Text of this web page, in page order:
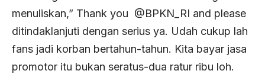
menuliskan,” Thank you @BPKN_RI and please
ditindaklanjuti dengan serius ya. Udah cukup lah
fans jadi korban bertahun-tahun. Kita bayar jasa
promotor itu bukan seratus-dua ratur ribu loh.